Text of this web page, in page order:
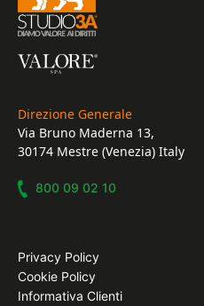
Direzione Generale
Via Bruno Maderna 13,
30174 Mestre (Venezia) Italy
800 09 02 10
Privacy Policy
Cookie Policy
Informativa Clienti